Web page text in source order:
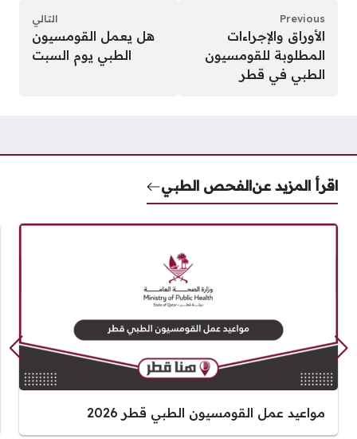
Previous
الأوراق والإجراءات
المطلوبة للقومسيون
الطبي في قطر
التالي
هل يعمل القومسيون
الطبي يوم السبت
اقرأ المزيد عنالفحص الطبي
مواعيد عمل القومسيون الطبي قطر 2026